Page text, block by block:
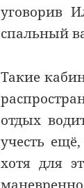
уговорив
спальный
Такие
отдых
учесть
хотя для